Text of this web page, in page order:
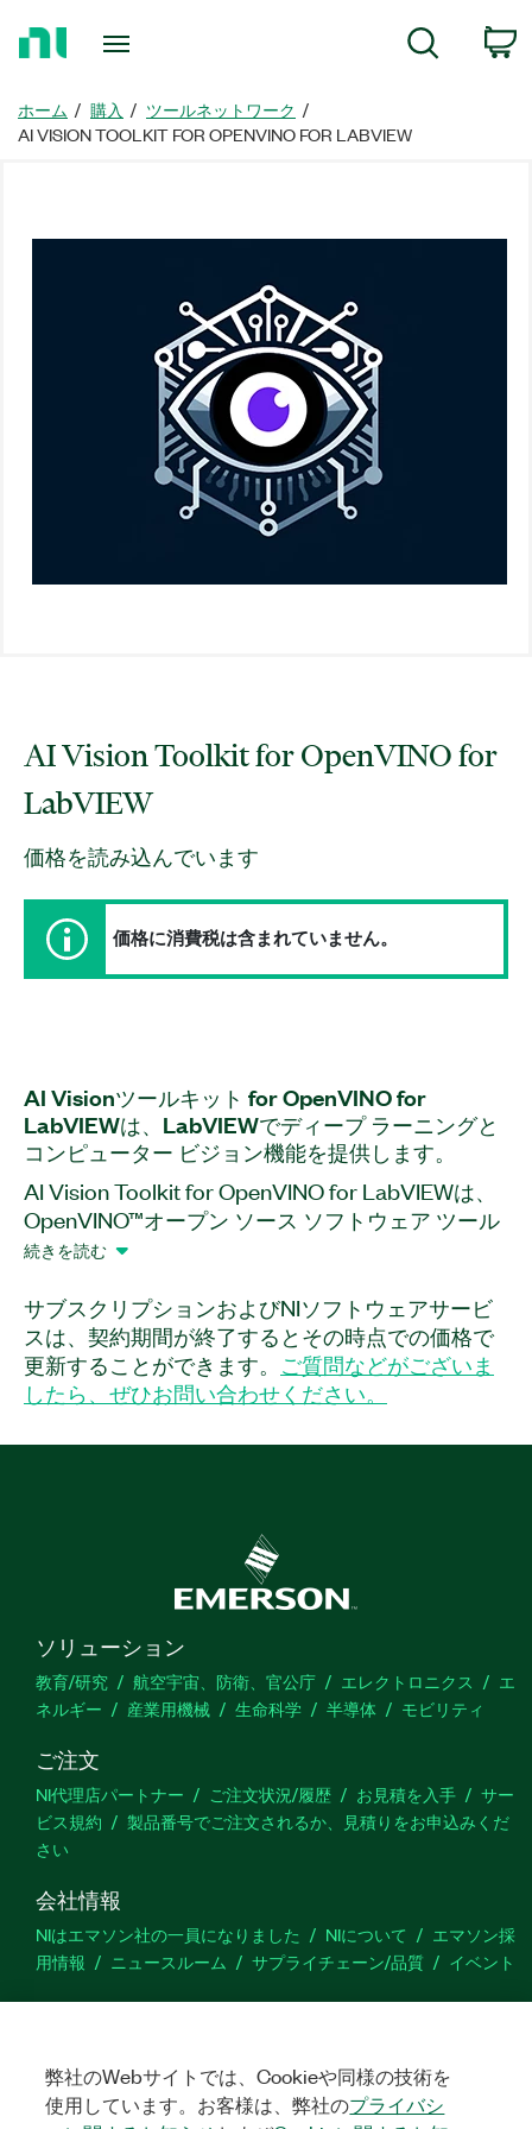
ホーム 購入
ツールネットワーク
AI VISION TOOLKIT FOR OPENVINO FOR LABVIEW
AI Vision Toolkit for OpenVINO for
LabVIEW
価格を読み込んでいます
価格に消費税は含まれていません。
AI Visionツールキット for OpenVINO for
LabVIEWは、 LabVIEWでディープ ラーニングと
コンピューター ビジョン機能を提供し ます。
AI Vision Toolkit for OpenVINO for LabVIEWは、
OpenVINO™オープン ソース ソフトウェア ツール
キットを活用してLabVIEWでのディープ ニューラ
ェア アドオンです。このアドオンを使用して、画
像処理および画像分類、オブジェクト検出、画像
セグメント化などの視覚認識アプリケーション用
にディープニューラルネットワークを構成および
ッジデバイスでディープラーニング推論を高速化
フォーマンスは、高速処理、低レイテンシ、高確
度を提供し、AI技術を実際のプロジェクトに統合
しやすく、工業および商業アプリケーションに最
製品番号: 790042-35 | 790041-35
続きを読む
サブスクリプションおよびNIソフトウェアサービ
スは、契約期間が終了するとその時点での価格で
更新することができます。 ご質問などがございま
したら、ぜひお問い合わせください。
ソリューション
教育/研究 航空宇宙、防衛、官公庁 エレクトロニクス
エ
ネルギー
産業用機械 生命科学 半導体 モビリティ
ご注文
NI代理店パートナー ご注文状況/履歴 お見積を入手
サー
ビス規約
製品番号でご注文されるか、見積りをお申込みくだ
さい
会社情報
NIはエマソン社の一員になりました NIについて
エマソン採
用情報
ニュースルーム サプライチェーン/品質 イベント
サポート
ム
製品のアクティブ化 サポートリクエスト
サイトに関
するご意見
弊社のWebサイトでは、Cookieや同様の技術を
使用しています。お客様は、弊社のプライバシ